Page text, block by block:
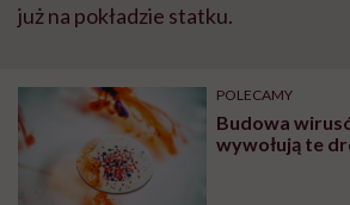
już na pokładzie statku.
POLECAMY
Budowa
wywołują te